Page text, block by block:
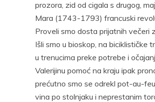
prozora, zid od cigala s drugog,
Mara (1743-1793) francuski
Proveli smo dosta prijatnih večeri
Išli smo u bioskop, na biciklističke
u trenucima preke potrebe i
Valerijinu pomoć na kraju ipak
prećutno smo se odrekl pot-au-
vina po stolnjaku i neprestanim